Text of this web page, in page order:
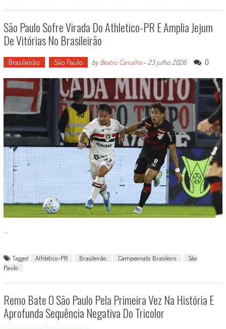
São Paulo Sofre Virada Do Athletico-PR E Amplia Jejum
De Vitórias No Brasileirão
Brasileirão São Paulo byBeatriz Carvalho-23 julho, 2026 0
...
Tagged Athletico-PR Brasileirão Campeonato Brasileiro
São
Paulo
Remo Bate O São Paulo Pela Primeira Vez Na História E
Aprofunda Sequência Negativa Do Tricolor